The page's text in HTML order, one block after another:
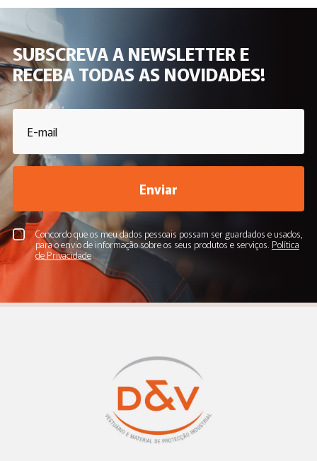
SUBSCREVA A NEWSLETTER E
RECEBA TODAS AS NOVIDADES!
Concordo que os meu dados pessoais possam ser guardados e usados,
para o envio de informação sobre os seus produtos e serviços. Política
de Privacidade
Enviar